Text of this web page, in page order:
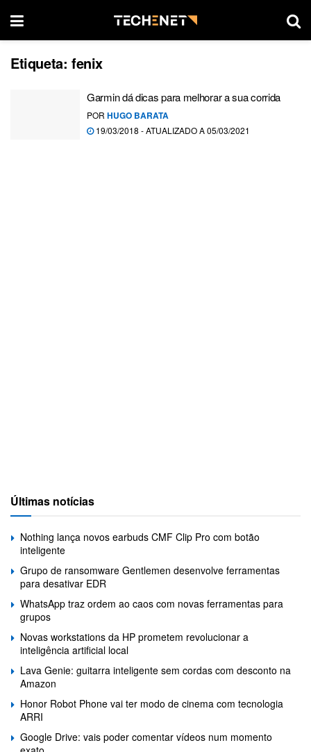
Etiqueta: fenix
Garmin dá dicas para melhorar a sua corrida
POR HUGO BARATA
19/03/2018 - ATUALIZADO A 05/03/2021
Últimas notícias
Nothing lança novos earbuds CMF Clip Pro com botão
inteligente
Grupo de ransomware Gentlemen desenvolve ferramentas
para desativar EDR
WhatsApp traz ordem ao caos com novas ferramentas para
grupos
Novas workstations da HP prometem revolucionar a
inteligência artificial local
Lava Genie: guitarra inteligente sem cordas com desconto na
Amazon
Honor Robot Phone vai ter modo de cinema com tecnologia
ARRI
Google Drive: vais poder comentar vídeos num momento